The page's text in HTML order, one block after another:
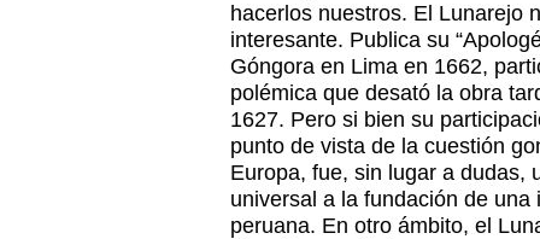
hacerlos nuestros. El Lunarejo
interesante. Publica su
Góngora en Lima en 1662,
polémica que desató la obra
1627. Pero si bien su
punto de vista de la cuestión
Europa, fue, sin lugar a dudas,
universal a la fundación de
peruana. En otro ámbito, el